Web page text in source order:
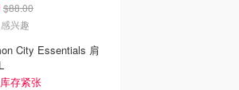
$88.00
兴趣
City Essentials 肩
存紧张